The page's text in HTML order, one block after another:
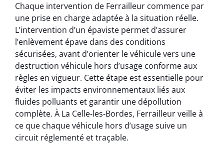
Chaque intervention de Ferrailleur commence par
une prise en charge adaptée à la situation réelle.
L’intervention d’un épaviste permet d’assurer
l’enlèvement épave dans des conditions
sécurisées, avant d’orienter le véhicule vers une
destruction véhicule hors d’usage conforme aux
règles en vigueur. Cette étape est essentielle pour
éviter les impacts environnementaux liés aux
fluides polluants et garantir une dépollution
complète. À La Celle-les-Bordes, Ferrailleur veille à
ce que chaque véhicule hors d’usage suive un
circuit réglementé et traçable.